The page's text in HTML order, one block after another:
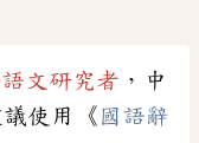
文研究者 ，中
使用《 國語辭